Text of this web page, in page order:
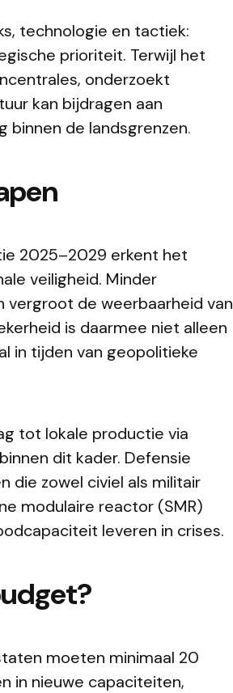
technologie en tactiek:
prioriteit. Terwijl het
onderzoekt
kan bijdragen aan
binnen de landsgrenzen.
2025–2029 erkent het
veiligheid. Minder
vergroot de weerbaarheid van
is daarmee niet alleen
in tijden van geopolitieke
tot lokale productie via
dit kader. Defensie
die zowel civiel als militair
modulaire reactor (SMR)
leveren in crises.
moeten minimaal 20
in nieuwe capaciteiten,